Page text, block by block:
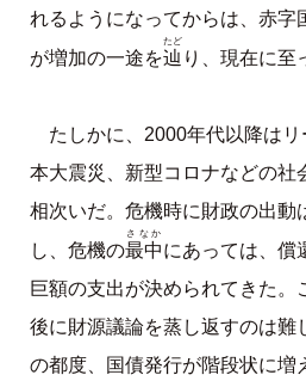
れるようになってからは、赤字
が増加の一途を辿
たど
り、現在に至
たしかに、2000年代以降は
本大震災、新型コロナなどの社
相次いだ。危機時に財政の出動
し、危機の最中
さなか
にあっては、償
巨額の支出が決められてきた。
後に財源議論を蒸し返すのは難
の都度、国債発行が階段状に増